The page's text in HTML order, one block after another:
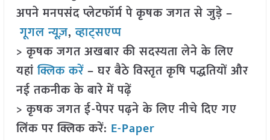
अपने मनपसंद प्लेटफॉर्म पे कृषक जगत से जुड़े –
गूगल न्यूज़,व्हाट्सएप्प
> कृषक जगत अखबार की सदस्यता लेने के लिए
यहांक्लिक करें– घर बैठे विस्तृत कृषि पद्धतियों और
नई तकनीक के बारे में पढ़ें
> कृषक जगत ई-पेपर पढ़ने के लिए नीचे दिए गए
लिंक पर क्लिक करें: E-Paper